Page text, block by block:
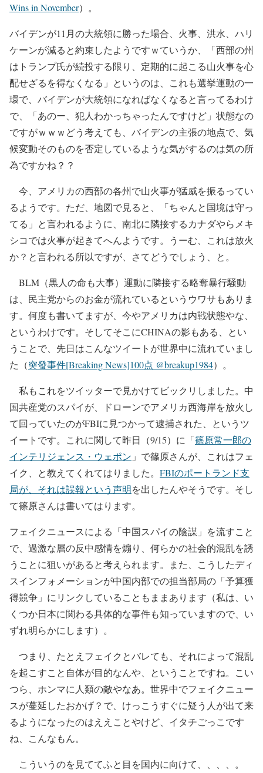
Wins in November）。
バイデンが11月の大統領に勝った場合、火事、洪水、ハリ
ケーンが減ると約束したようですｗていうか、「西部の州
はトランプ氏が続投する限り、定期的に起こる山火事を心
配せざるを得なくなる」というのは、これも選挙運動の一
環で、バイデンが大統領になればなくなると言ってるわけ
で、「あのー、犯人わかっちゃったんですけど」状態なの
ですがｗｗｗどう考えても、バイデンの主張の地点で、気
候変動そのものを否定しているような気がするのは気の所
為ですかね？？
今、アメリカの西部の各州で山火事が猛威を振るってい
るようです。ただ、地図で見ると、「ちゃんと国境は守っ
てる」と言われるように、南北に隣接するカナダやらメキ
シコでは火事が起きてへんようです。うーむ、これは放火
か？と言われる所以ですが、さてどうでしょう、と。
BLM（黒人の命も大事）運動に隣接する略奪暴行騒動
は、民主党からのお金が流れているというウワサもありま
す。何度も書いてますが、今やアメリカは内戦状態やな、
というわけです。そしてそこにCHINAの影もある、とい
うことで、先日はこんなツイートが世界中に流れていまし
た（突發事件[Breaking News]100点 @breakup1984）。
私もこれをツイッターで見かけてビックリしました。中
国共産党のスパイが、ドローンでアメリカ西海岸を放火し
て回っていたのがFBIに見つかって逮捕された、というツ
イートです。これに関して昨日（9/15）に「篠原常一郎の
インテリジェンス・ウェポン 」で篠原さんが、これはフェ
イク、と教えてくれてはりました。 FBIのポートランド支
局が、それは誤報という声明を出したんやそうです。そし
て篠原さんは書いてはります。
フェイクニュースによる「中国スパイの陰謀」を流すこと
で、過激な層の反中感情を煽り、何らかの社会的混乱を誘
うことに狙いがあると考えられます。また、こうしたディ
スインフォメーションが中国内部での担当部局の「予算獲
得競争」にリンクしていることもままあります（私は、い
くつか日本に関わる具体的な事件も知っていますので、い
ずれ明らかにします）。
つまり、たとえフェイクとバレても、それによって混乱
を起こすこと自体が目的なんや、ということですね。こい
つら、ホンマに人類の敵やなあ。世界中でフェイクニュー
スが蔓延したおかげ？で、けっこうすぐに疑う人が出て来
るようになったのはええことやけど、イタチごっこです
ね、こんなもん。
こういうのを見ててふと目を国内に向けて、、、、。